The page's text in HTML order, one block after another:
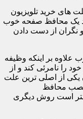
های خرید تلویزیون
یک محافظ صفحه خوب
و نگران از دست دادن
بر اینکه وظیفه
را نامرئی کند و از
یکی از اصلی ترین علت
نصب محافظ
است روش دیگری